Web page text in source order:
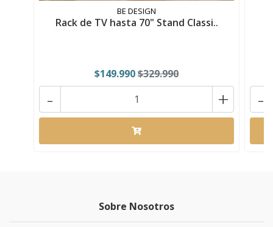
BE DESIGN
Rack de TV hasta 70" Stand Classi..
$149.990$329.990
+
- -
Sobre Nosotros